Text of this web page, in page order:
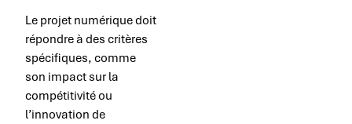
Le projet numérique doit
répondre à des critères
spécifiques, comme
son impact sur la
compétitivité ou
l’innovation de